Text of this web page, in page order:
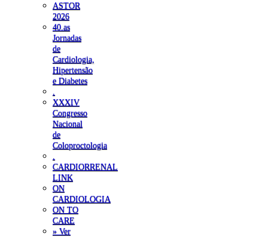
ASTOR
2026
40.as
Jornadas
de
Cardiologia,
Hipertensão
e Diabetes
XXXIV
Congresso
Nacional
de
Coloproctologia
CARDIORRENAL
LINK
ON
CARDIOLOGIA
ON TO
CARE
» Ver